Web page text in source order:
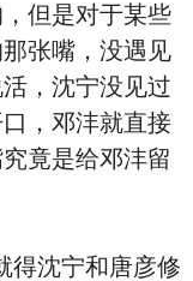
但是对于某些
张嘴，没遇见
，沈宁没见过
，邓沣就直接
竟是给邓沣留
沈宁和唐彦修